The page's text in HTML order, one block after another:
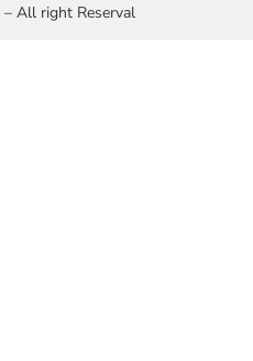
– All right Reserval